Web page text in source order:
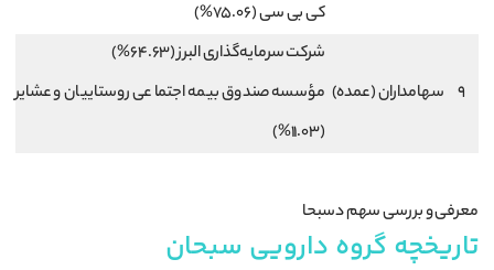
کی بی سی (75.06%)
9 سهامداران (عمده)
شرکت سرمایه‌گذاری البرز (64.63%)
مؤسسه صندوق بیمه اجتماعی روستاییان و عشایر
(11.03%)
معرفی و بررسی سهم دسبحا
تاریخچه گروه دارویی سبحان